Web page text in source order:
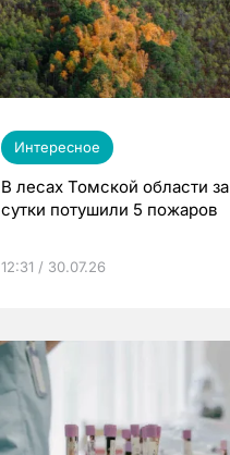
Интересное
В лесах Томской области за
сутки потушили 5 пожаров
12:31 / 30.07.26